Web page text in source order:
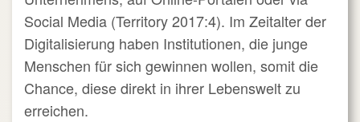
Social Media (Territory 2017:4). Im Zeitalter der
Digitalisierung haben Institutionen, die junge
Menschen für sich gewinnen wollen, somit die
Chance, diese direkt in ihrer Lebenswelt zu
erreichen.